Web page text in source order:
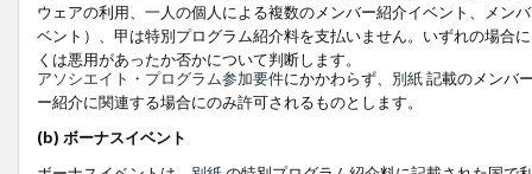
ウェアの利用、一人の個人による複数のメンバー紹介イベント、メン
ベント）、甲は特別プログラム紹介料を支払いません。いずれの場合
くは悪用があったか否かについて判断します。
アソシエイト・プログラム参加要件にかかわらず、 別紙記載のメンバ
ー紹介に関連する場合にのみ許可されるものとします。
(b) ボーナスイベント